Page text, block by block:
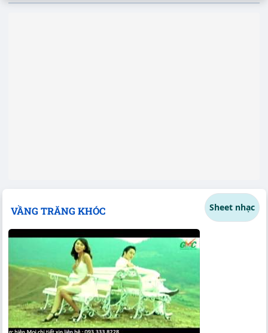
VẦNG TRĂNG KHÓC Sheet nhạc